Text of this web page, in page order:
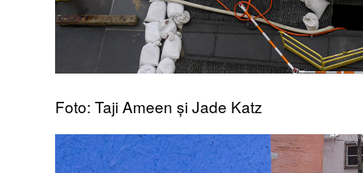
Foto: Taji Ameen și Jade Katz